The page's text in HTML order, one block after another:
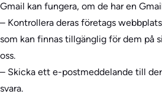
Gmail kan fungera, om de har en
– Kontrollera deras företags
som kan finnas tillgänglig för dem på
oss.
– Skicka ett e-postmeddelande till
svara.